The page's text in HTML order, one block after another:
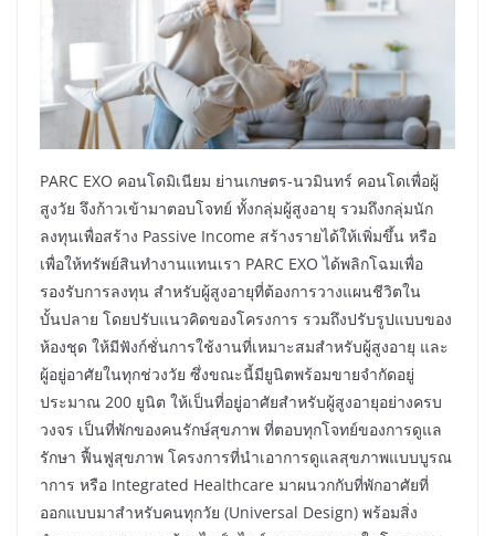
PARC EXO คอนโดมิเนียม ย่านเกษตร-นวมินทร์ คอนโดเพื่อผู้
สูงวัย จึงก้าวเข้ามาตอบโจทย์ ทั้งกลุ่มผู้สูงอายุ รวมถึงกลุ่มนัก
ลงทุนเพื่อสร้าง Passive Income สร้างรายได้ให้เพิ่มขึ้น หรือ
เพื่อให้ทรัพย์สินทำงานแทนเรา PARC EXO ได้พลิกโฉมเพื่อ
รองรับการลงทุน สำหรับผู้สูงอายุที่ต้องการวางแผนชีวิตใน
บั้นปลาย โดยปรับแนวคิดของโครงการ รวมถึงปรับรูปแบบของ
ห้องชุด ให้มีฟังก์ชั่นการใช้งานที่เหมาะสมสำหรับผู้สูงอายุ และ
ผู้อยู่อาศัยในทุกช่วงวัย ซึ่งขณะนี้มียูนิตพร้อมขายจำกัดอยู่
ประมาณ 200 ยูนิต ให้เป็นที่อยู่อาศัยสำหรับผู้สูงอายุอย่างครบ
วงจร เป็นที่พักของคนรักษ์สุขภาพ ที่ตอบทุกโจทย์ของการดูแล
รักษา ฟื้นฟูสุขภาพ โครงการที่นำเอาการดูแลสุขภาพแบบบูรณ
าการ หรือ Integrated Healthcare มาผนวกกับที่พักอาศัยที่
ออกแบบมาสำหรับคนทุกวัย (Universal Design) พร้อมสิ่ง